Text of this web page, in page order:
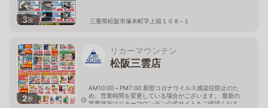
3枚 三重県松阪市塚本町字上箱１０８−１
2枚
リカーマウンテン
松阪三雲店
AM10:00～PM7:00 新型コロナウイルス感染症防止のた
め、営業時間を変更している場合がございます。 最新の
営業状況はリカーマウンテン公式サイトをご確認くださ